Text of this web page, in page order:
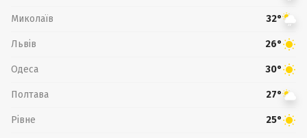
Миколаїв 32°
Львів 26°
Одеса 30°
Полтава 27°
Рівне 25°